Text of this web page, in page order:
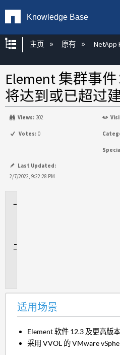
Knowledge Base
扩展/隐缩全局层次
主页 原有 NetApp
Element 集群事
将达到或已超过
Views: 302
Votes: 0
Last Updated:
2/7/2022, 9:22:28 PM
适用场景
Element 软件 12.3 及更高版本
采用 VVOL 的 VMware